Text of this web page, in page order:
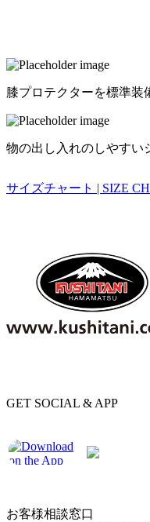
膝プロテクターを標準装
物の出し入れのしやすい
サイズチャート | SIZE
GET SOCIAL & APP
お客様相談窓口